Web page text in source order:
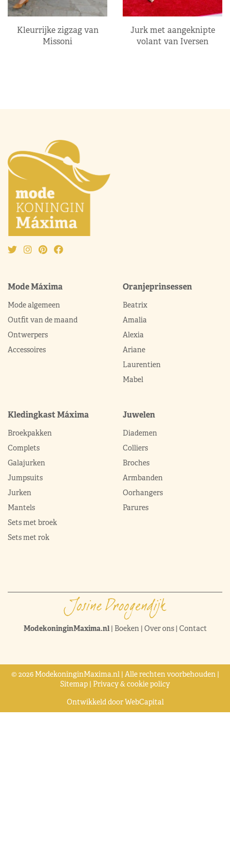
Kleurrijke zigzag van
Missoni
Jurk met aangeknipte
volant van Iversen
Mode Máxima
Mode algemeen
Outfit van de maand
Ontwerpers
Accessoires
Oranjeprinsessen
Beatrix
Amalia
Alexia
Ariane
Laurentien
Mabel
Kledingkast Máxima
Broekpakken
Complets
Galajurken
Jumpsuits
Jurken
Mantels
Sets met broek
Sets met rok
Juwelen
Diademen
Colliers
Broches
Armbanden
Oorhangers
Parures
ModekoninginMaxima.nl| Boeken| Over ons| Contact
© 2026 ModekoninginMaxima.nl | Alle rechten voorbehouden |
Sitemap | Privacy & cookie policy
Ontwikkeld doorWebCapital